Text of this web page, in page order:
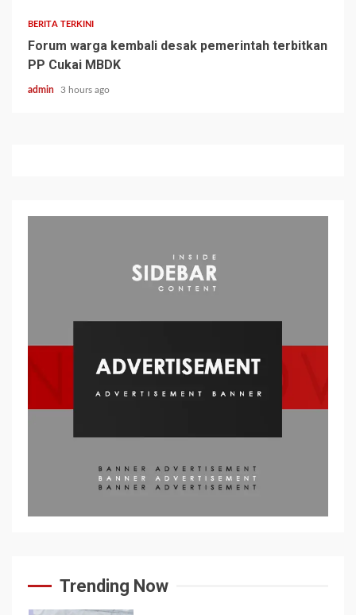
BERITA TERKINI
Forum warga kembali desak pemerintah terbitkan
PP Cukai MBDK
admin 3 hours ago
Trending Now